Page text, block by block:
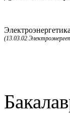
(13.03.02